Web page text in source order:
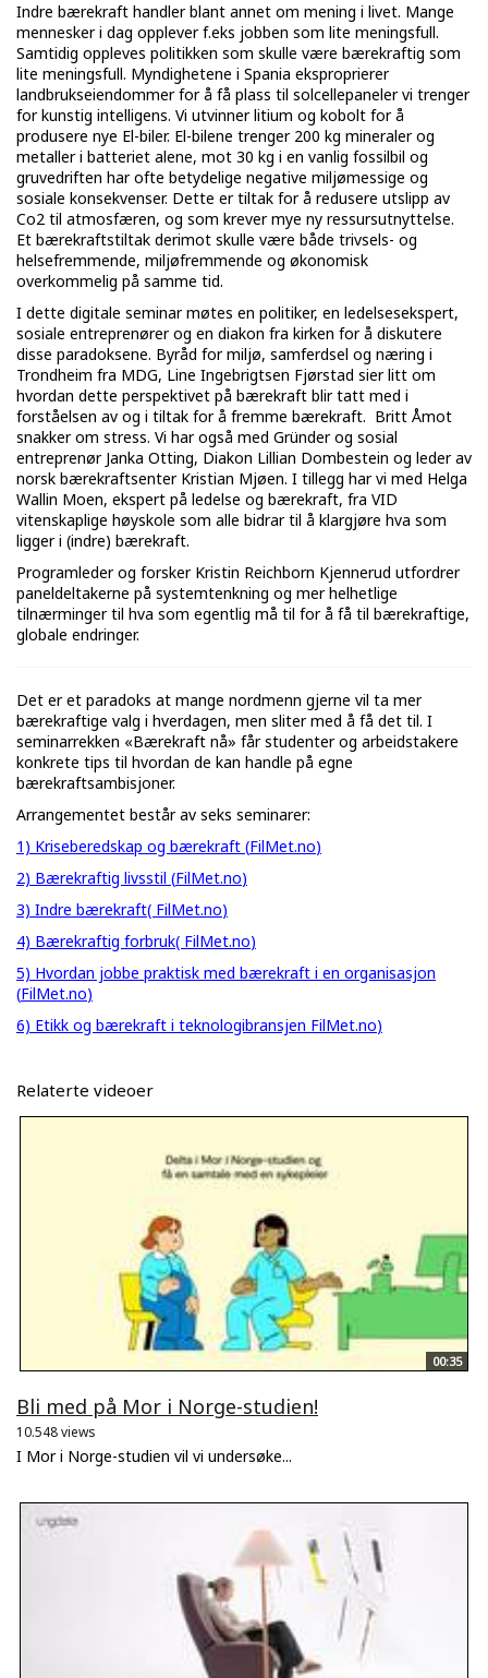
Indre bærekraft handler blant annet om mening i livet. Mange
mennesker i dag opplever f.eks jobben som lite meningsfull.
Samtidig oppleves politikken som skulle være bærekraftig som
lite meningsfull. Myndighetene i Spania eksproprierer
landbrukseiendommer for å få plass til solcellepaneler vi trenger
for kunstig intelligens. Vi utvinner litium og kobolt for å
produsere nye El-biler. El-bilene trenger 200 kg mineraler og
metaller i batteriet alene, mot 30 kg i en vanlig fossilbil og
gruvedriften har ofte betydelige negative miljømessige og
sosiale konsekvenser. Dette er tiltak for å redusere utslipp av
Co2 til atmosfæren, og som krever mye ny ressursutnyttelse.
Et bærekraftstiltak derimot skulle være både trivsels- og
helsefremmende, miljøfremmende og økonomisk
overkommelig på samme tid.
I dette digitale seminar møtes en politiker, en ledelsesekspert,
sosiale entreprenører og en diakon fra kirken for å diskutere
disse paradoksene. Byråd for miljø, samferdsel og næring i
Trondheim fra MDG, Line Ingebrigtsen Fjørstad sier litt om
hvordan dette perspektivet på bærekraft blir tatt med i
forståelsen av og i tiltak for å fremme bærekraft. Britt Åmot
snakker om stress. Vi har også med Gründer og sosial
entreprenør Janka Otting, Diakon Lillian Dombestein og leder av
norsk bærekraftsenter Kristian Mjøen. I tillegg har vi med Helga
Wallin Moen, ekspert på ledelse og bærekraft, fra VID
vitenskaplige høyskole som alle bidrar til å klargjøre hva som
ligger i (indre) bærekraft.
Programleder og forsker Kristin Reichborn Kjennerud utfordrer
paneldeltakerne på systemtenkning og mer helhetlige
tilnærminger til hva som egentlig må til for å få til bærekraftige,
globale endringer.
Det er et paradoks at mange nordmenn gjerne vil ta mer
bærekraftige valg i hverdagen, men sliter med å få det til. I
seminarrekken «Bærekraft nå» får studenter og arbeidstakere
konkrete tips til hvordan de kan handle på egne
bærekraftsambisjoner.
Arrangementet består av seks seminarer:
1) Kriseberedskap og bærekraft (FilMet.no)
2) Bærekraftig livsstil (FilMet.no)
3) Indre bærekraft( FilMet.no)
4) Bærekraftig forbruk( FilMet.no)
5) Hvordan jobbe praktisk med bærekraft i en organisasjon
(FilMet.no)
6) Etikk og bærekraft i teknologibransjen FilMet.no)
Relaterte videoer
00:35
Bli med på Mor i Norge-studien!
10.548 views
I Mor i Norge-studien vil vi undersøke...